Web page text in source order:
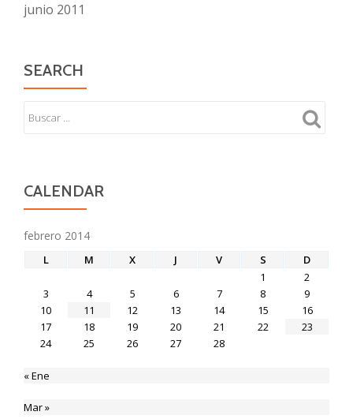
junio 2011
SEARCH
CALENDAR
febrero 2014
L M X J V S
D
1
2
3
4 5 6 7 8
9
10
11 12 13 14 15
16
17
18 19 20 21 22
23
24
25 26 27 28
« Ene
Mar »